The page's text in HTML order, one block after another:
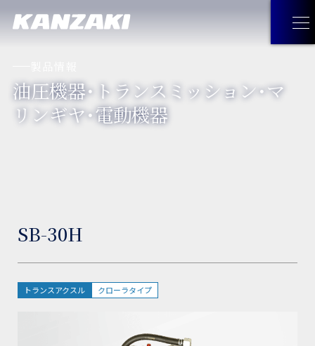
製品情報
見つけてみよう！神崎製品
製品カタログダウンロード
トップメッセージ
経営理念
お問い合わせ
お問い合わせ トップ
油圧機器・トランスミッション・
JA
油圧機器・トランスミッション・マ
リンギヤ・電動機器
SB-30H
トランスアクスル クローラタイプ